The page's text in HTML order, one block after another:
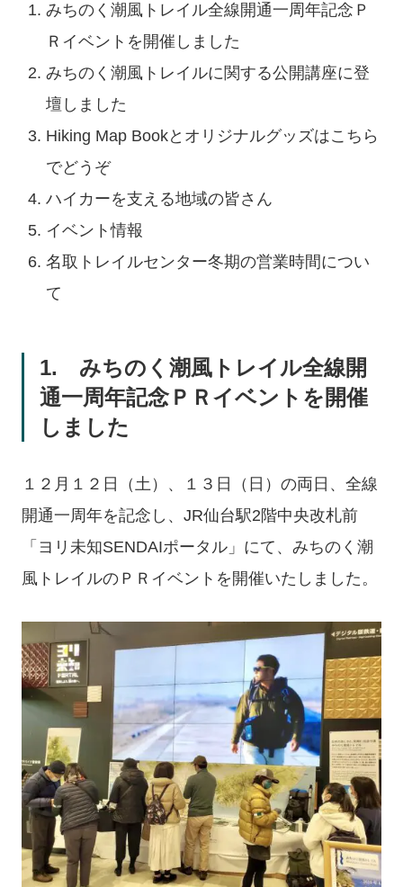
みちのく潮風トレイル全線開通一周年記念Ｐ
Ｒイベントを開催しました
みちのく潮風トレイルに関する公開講座に登
壇しました
Hiking Map Bookとオリジナルグッズはこちら
でどうぞ
ハイカーを支える地域の皆さん
イベント情報
名取トレイルセンター冬期の営業時間につい
て
1. みちのく潮風トレイル全線開
通一周年記念ＰＲイベントを開催
しました
１２月１２日（土）、１３日（日）の両日、全線
開通一周年を記念し、JR仙台駅2階中央改札前
「ヨリ未知SENDAIポータル」にて、みちのく潮
風トレイルのＰＲイベントを開催いたしました。